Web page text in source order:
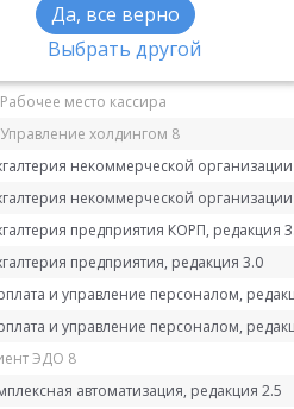
Да, все верно
Выбрать другой
Управление предприятием 2.5
место кассира
холдингом 8
некоммерческой
некоммерческой
предприятия КОРП, редакция
предприятия, редакция 3.0
и управление персоналом,
и управление персоналом,
ЭДО 8
автоматизация, редакция 2.5